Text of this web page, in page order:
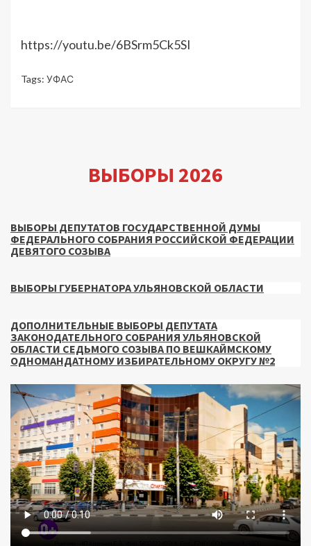
https://youtu.be/6BSrm5Ck5SI
Tags: УФАС
ВЫБОРЫ 2026
ВЫБОРЫ ДЕПУТАТОВ ГОСУДАРСТВЕННОЙ ДУМЫ
ФЕДЕРАЛЬНОГО СОБРАНИЯ РОССИЙСКОЙ ФЕДЕРАЦИИ
ДЕВЯТОГО СОЗЫВА
ВЫБОРЫ ГУБЕРНАТОРА УЛЬЯНОВСКОЙ ОБЛАСТИ
ДОПОЛНИТЕЛЬНЫЕ ВЫБОРЫ ДЕПУТАТА
ЗАКОНОДАТЕЛЬНОГО СОБРАНИЯ УЛЬЯНОВСКОЙ
ОБЛАСТИ СЕДЬМОГО СОЗЫВА ПО ВЕШКАЙМСКОМУ
ОДНОМАНДАТНОМУ ИЗБИРАТЕЛЬНОМУ ОКРУГУ №2